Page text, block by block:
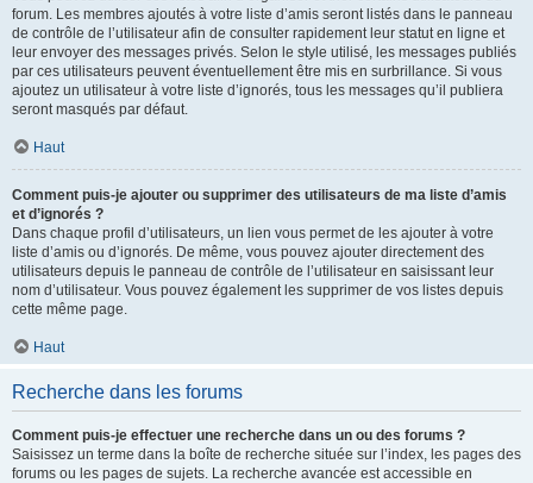
forum. Les membres ajoutés à votre liste d’amis seront listés dans le panneau
de contrôle de l’utilisateur afin de consulter rapidement leur statut en ligne et
leur envoyer des messages privés. Selon le style utilisé, les messages publiés
par ces utilisateurs peuvent éventuellement être mis en surbrillance. Si vous
ajoutez un utilisateur à votre liste d’ignorés, tous les messages qu’il publiera
seront masqués par défaut.
Haut
Comment puis-je ajouter ou supprimer des utilisateurs de ma liste d’amis
et d’ignorés ?
Dans chaque profil d’utilisateurs, un lien vous permet de les ajouter à votre
liste d’amis ou d’ignorés. De même, vous pouvez ajouter directement des
utilisateurs depuis le panneau de contrôle de l’utilisateur en saisissant leur
nom d’utilisateur. Vous pouvez également les supprimer de vos listes depuis
cette même page.
Haut
Recherche dans les forums
Comment puis-je effectuer une recherche dans un ou des forums ?
Saisissez un terme dans la boîte de recherche située sur l’index, les pages des
forums ou les pages de sujets. La recherche avancée est accessible en